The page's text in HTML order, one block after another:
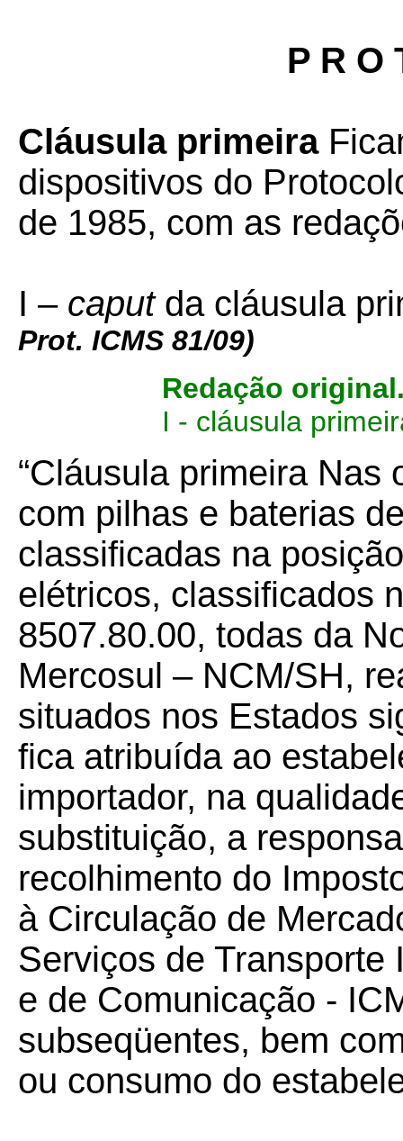
P R O
Cláusula primeira
dispositivos do
de 1985, com as
I – caputda cláusula
Prot. ICMS 81/09)
Redação
I - cláusula
“Cláusula primeira Nas
com pilhas e baterias
classificadas na
elétricos, classificados
8507.80.00, todas da
Mercosul – NCM/SH,
situados nos Estados
fica atribuída ao
importador, na
substituição, a
recolhimento do
à Circulação de
Serviços de
e de Comunicação -
subseqüentes, bem
ou consumo do